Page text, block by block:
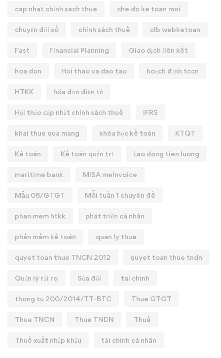
cap nhat chinh sach thue che do ke toan moi
chuyển đổi số chính sách thuế clb webketoan
Fast Financial Planning Giao dịch liên kết
hoa don Hoi thao va dao tao hoạch định tccn
HTKK hóa đơn điện tử
Hội thảo cập nhật chính sách thuế IFRS
khai thue qua mang khóa học kế toán KTQT
Kế toán Kế toán quản trị Lao dong tien luong
maritime bank MISA meInvoice
Mẫu 06/GTGT Mỗi tuần 1 chuyên đề
phan mem htkk phát triển cá nhân
phần mềm kế toán quan ly thue
quyet toan thue TNCN 2012 quyet toan thue tndn
Quản lý rủi ro Sửa đổi tai chinh
thong tu 200/2014/TT-BTC Thue GTGT
Thue TNCN Thue TNDN Thuế
Thuế xuất nhập khẩu tài chính cá nhân